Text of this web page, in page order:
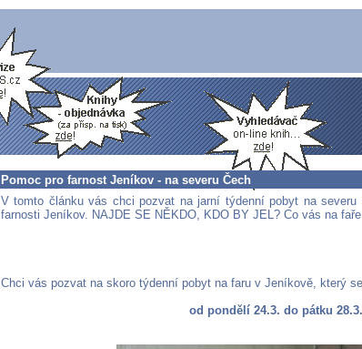
Pomoc pro farnost Jeníkov - na severu Čech
V tomto článku vás chci pozvat na jarní týdenní pobyt na severu
farnosti Jeníkov. NAJDE SE NĚKDO, KDO BY JEL? Co vás na
Chci vás pozvat na skoro týdenní pobyt na faru v Jeníkově, který
od pondělí 24.3. do pátku